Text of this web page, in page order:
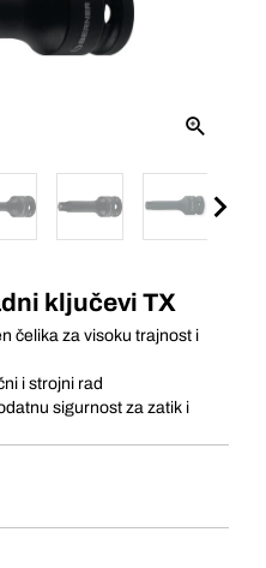
ključevi TX
čelika za visoku trajnost i
i strojni rad
sigurnost za zatik i